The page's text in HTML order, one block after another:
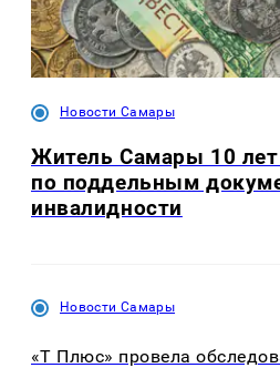
Новости Самары
Житель Самары 10
по поддельным
инвалидности
Новости Самары
«Т Плюс» провела